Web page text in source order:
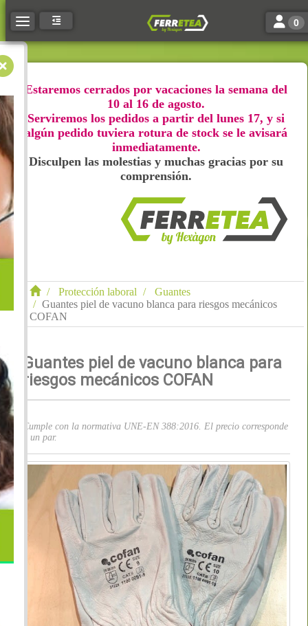
Toggle navigation Toggle
0
Estaremos cerrados por vacaciones la semana del
10 al 16 de agosto.
Serviremos los pedidos a partir del lunes 17, y si
algún pedido tuviera rotura de stock se le avisará
inmediatamente.
Disculpen las molestias y muchas gracias por su
comprensión.
Protección laboral
Guantes
Guantes piel de vacuno blanca para riesgos mecánicos
COFAN
Guantes piel de vacuno blanca para
riesgos mecánicos COFAN
Cumple con la normativa UNE-EN 388:2016. El precio corresponde
a un par.